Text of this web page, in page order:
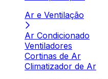
Ar e Ventilação
Ar Condicionado
Ventiladores
Cortinas de Ar
Climatizador de Ar